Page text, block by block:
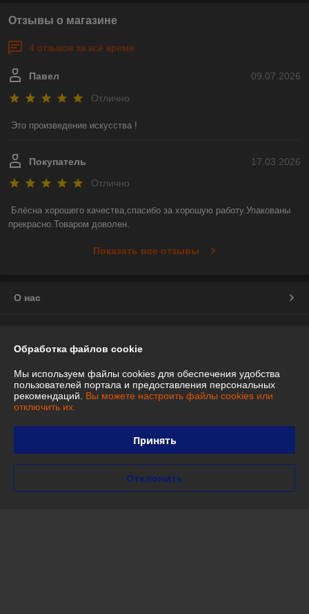
Отзывы о магазине
4 отзывов за всё время
09.07.2026
Павел
Отлично
Это произведение искусства !
17.03.2026
Покупатель
Отлично
Блёсна хорошего качества,спасибо за хорошую работу.Упакованы
прекрасно.Товаром доволен.
Показать все отзывы
О нас
График работы
Полная версия сайта
Сайт создан на платформе Deal.by
Обработка файлов cookie
Мы используем файлы cookies для обеспечения удобства
пользователей портала и предоставления персональных
рекомендаций. Вы можете настроить файлы cookies или
отключить их.
Принять
Отклонить